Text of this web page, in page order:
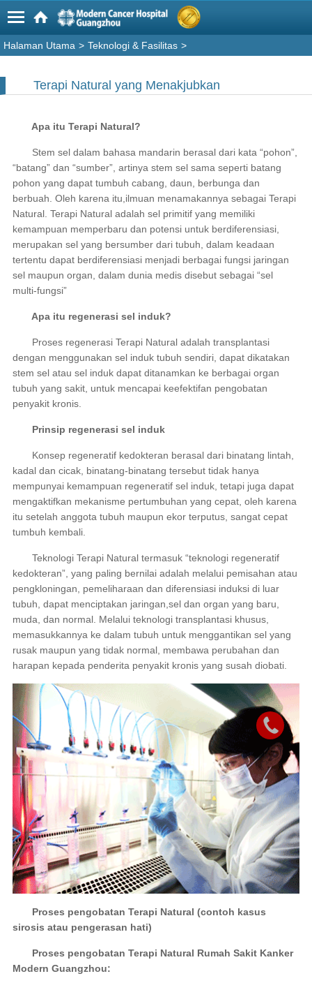
Halaman Utama > Teknologi & Fasilitas >
Terapi Natural yang Menakjubkan
Apa itu Terapi Natural?
Stem sel dalam bahasa mandarin berasal dari kata “pohon”,
“batang” dan “sumber”, artinya stem sel sama seperti batang
pohon yang dapat tumbuh cabang, daun, berbunga dan
berbuah. Oleh karena itu,ilmuan menamakannya sebagai Terapi
Natural. Terapi Natural adalah sel primitif yang memiliki
kemampuan memperbaru dan potensi untuk berdiferensiasi,
merupakan sel yang bersumber dari tubuh, dalam keadaan
tertentu dapat berdiferensiasi menjadi berbagai fungsi jaringan
sel maupun organ, dalam dunia medis disebut sebagai “sel
multi-fungsi”
Apa itu regenerasi sel induk?
Proses regenerasi Terapi Natural adalah transplantasi
dengan menggunakan sel induk tubuh sendiri, dapat dikatakan
stem sel atau sel induk dapat ditanamkan ke berbagai organ
tubuh yang sakit, untuk mencapai keefektifan pengobatan
penyakit kronis.
Prinsip regenerasi sel induk
Konsep regeneratif kedokteran berasal dari binatang lintah,
kadal dan cicak, binatang-binatang tersebut tidak hanya
mempunyai kemampuan regeneratif sel induk, tetapi juga dapat
mengaktifkan mekanisme pertumbuhan yang cepat, oleh karena
itu setelah anggota tubuh maupun ekor terputus, sangat cepat
tumbuh kembali.
Teknologi Terapi Natural termasuk “teknologi regeneratif
kedokteran”, yang paling bernilai adalah melalui pemisahan atau
pengkloningan, pemeliharaan dan diferensiasi induksi di luar
tubuh, dapat menciptakan jaringan,sel dan organ yang baru,
muda, dan normal. Melalui teknologi transplantasi khusus,
memasukkannya ke dalam tubuh untuk menggantikan sel yang
rusak maupun yang tidak normal, membawa perubahan dan
harapan kepada penderita penyakit kronis yang susah diobati.
Proses pengobatan Terapi Natural (contoh kasus
sirosis atau pengerasan hati)
Proses pengobatan Terapi Natural Rumah Sakit Kanker
Modern Guangzhou: